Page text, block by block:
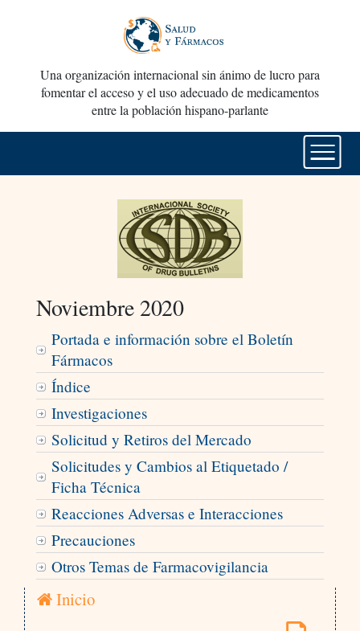
Una organización internacional sin ánimo de lucro para
fomentar el acceso y el uso adecuado de medicamentos
entre la población hispano-parlante
Noviembre 2020
Portada e información sobre el Boletín
Fármacos
Índice
Investigaciones
Solicitud y Retiros del Mercado
Solicitudes y Cambios al Etiquetado /
Ficha Técnica
Reacciones Adversas e Interacciones
Precauciones
Otros Temas de Farmacovigilancia
Inicio